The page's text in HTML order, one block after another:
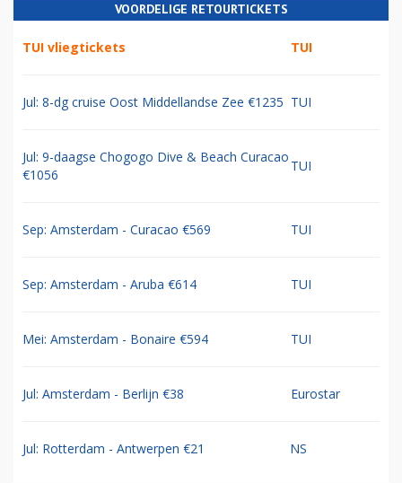
VOORDELIGE RETOURTICKETS
TUI vliegtickets TUI
Jul: 8-dg cruise Oost Middellandse Zee €1235 TUI
Jul: 9-daagse Chogogo Dive & Beach Curacao
€1056
TUI
Sep: Amsterdam - Curacao €569 TUI
Sep: Amsterdam - Aruba €614 TUI
Mei: Amsterdam - Bonaire €594 TUI
Jul: Amsterdam - Berlijn €38 Eurostar
Jul: Rotterdam - Antwerpen €21 NS